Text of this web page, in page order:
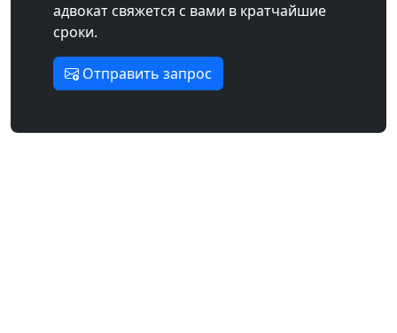
адвокат свяжется с вами в кратчайшие
сроки.
Отправить запрос